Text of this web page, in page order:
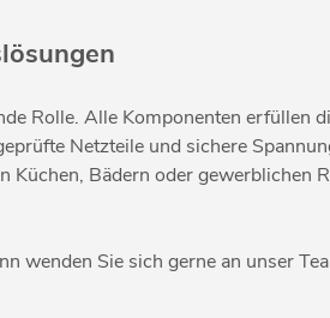
Rolle. Alle Komponenten
Netzteile und sichere
Bädern oder gewerblichen
wenden Sie sich gerne an unser